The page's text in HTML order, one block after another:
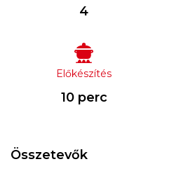
4
Előkészítés
10 perc
Összetevők